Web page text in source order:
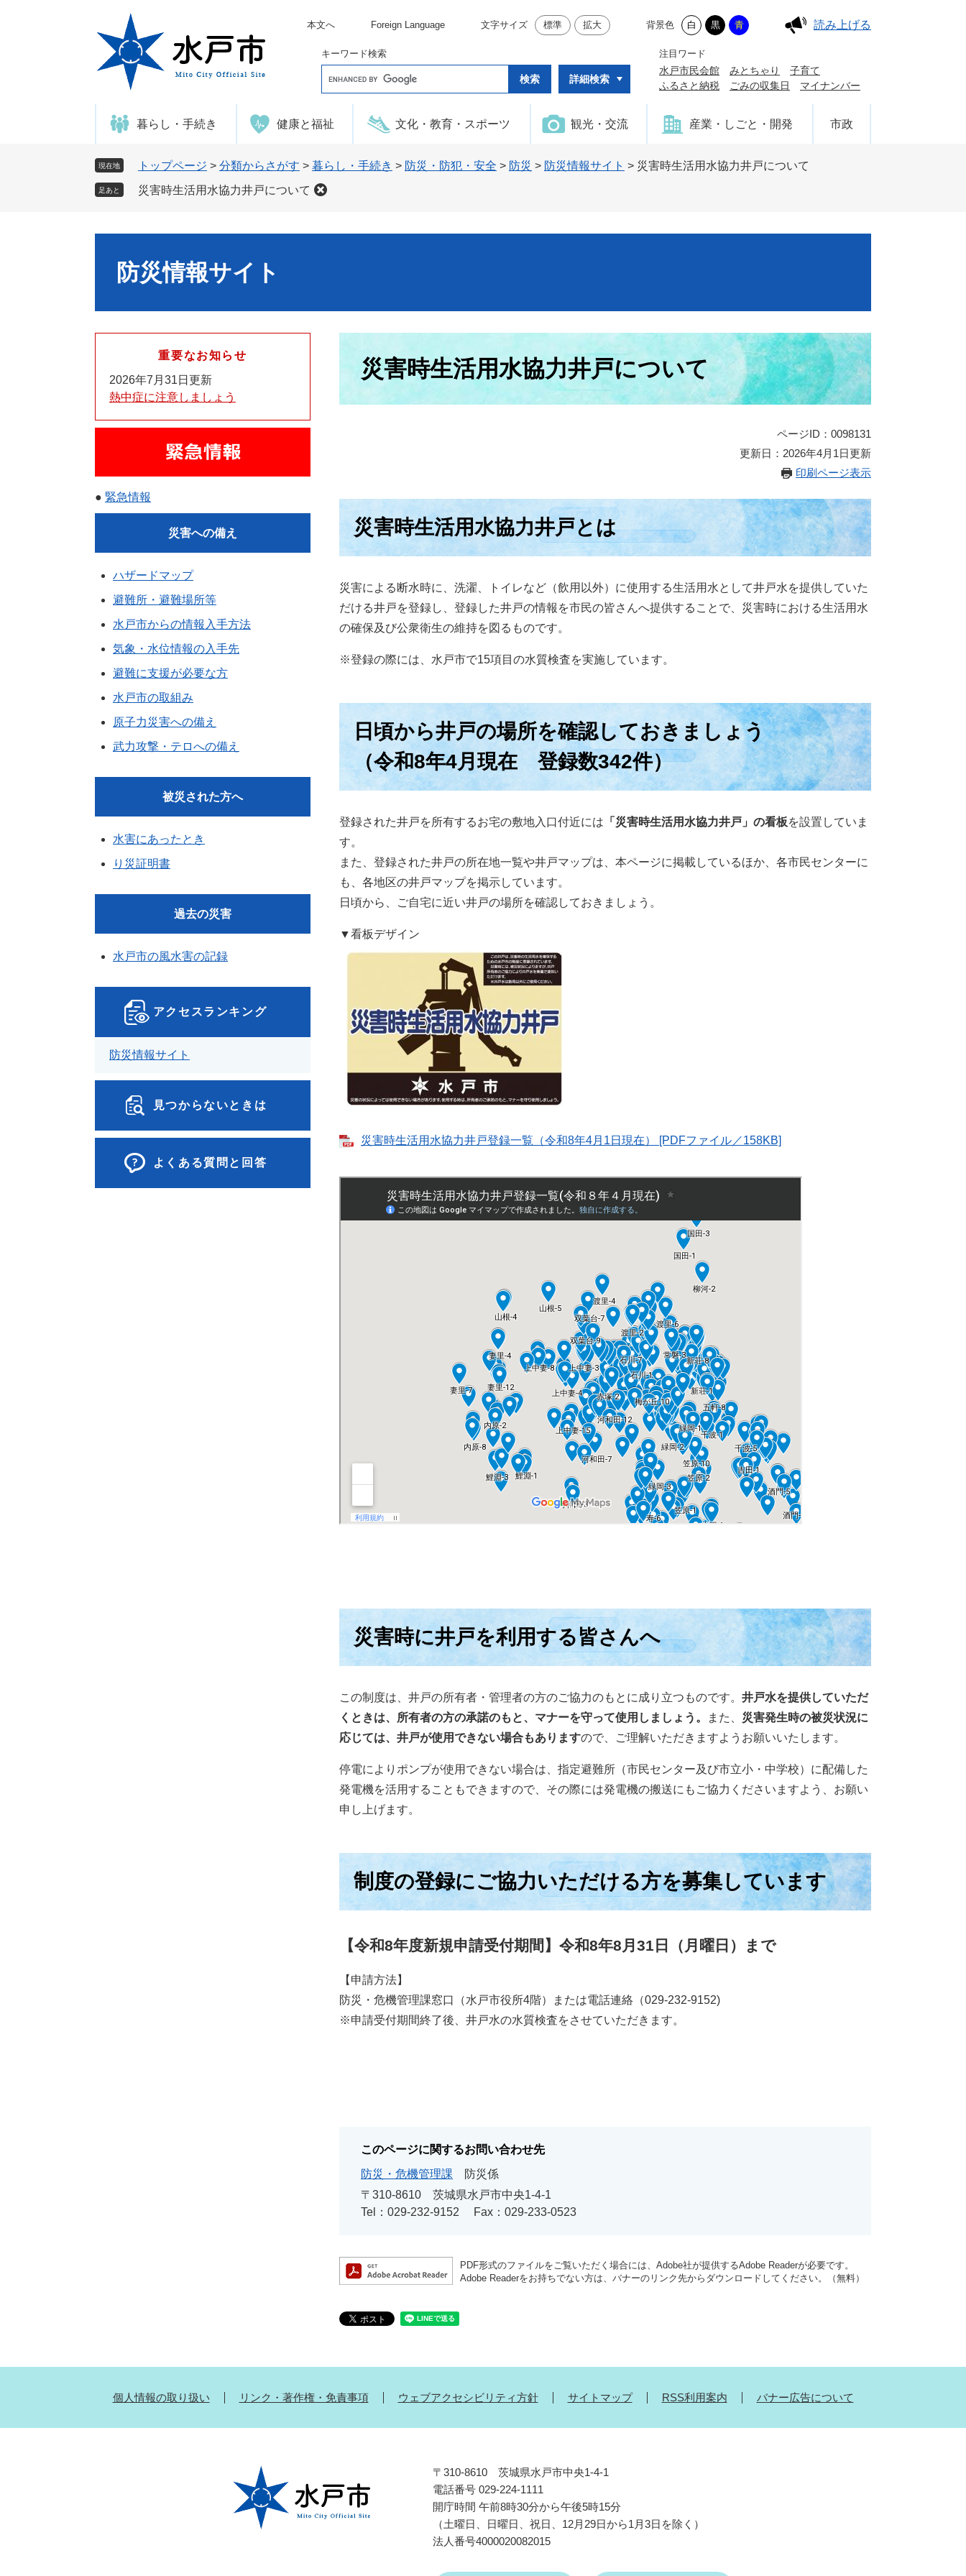
本文へ Foreign Language 文字サイズ 標準 拡大 背景色 白 黒 青 読み上げる
キーワード検索
o
e
タ
ム
検
索
詳細検索
注目ワード
水戸市民会館 みとちゃり
子育て
ふるさと納税
ごみの収集日 マイナンバー
暮らし・手続き 健康と福祉 文化・教育・スポーツ 観光・交流 産業・しごと・開発 市政
現在地 トップページ > 分類からさがす > 暮らし・手続き > 防災・防犯・安全 > 防災 > 防災情報サイト > 災害時生活用水協力井戸について
足あと 災害時生活用水協力井戸について
防災情報サイト
災害時生活用水協力井戸について
ページID：0098131
更新日：2026年4月1日更新
印刷ページ表示
災害時生活用水協力井戸とは
災害による断水時に、洗濯、トイレなど（飲用以外）に使用する生活用水として井戸水を提供していた
だける井戸を登録し、登録した井戸の情報を市民の皆さんへ提供することで、災害時における生活用水
の確保及び公衆衛生の維持を図るものです。
※登録の際には、水戸市で15項目の水質検査を実施しています。
日頃から井戸の場所を確認しておきましょう
（令和8年4月現在 登録数342件）
登録された井戸を所有するお宅の敷地入口付近には 「災害時生活用水協力井戸」の看板を設置していま
す。
また、登録された井戸の所在地一覧や井戸マップは、本ページに掲載しているほか、各市民センターに
も、各地区の井戸マップを掲示しています。
日頃から、ご自宅に近い井戸の場所を確認しておきましょう。
▼看板デザイン
災害時生活用水協力井戸登録一覧（令和8年4月1日現在） [PDFファイル／158KB]
災害時に井戸を利用する皆さんへ
この制度は、井戸の所有者・管理者の方のご協力のもとに成り立つものです。 井戸水を提供していただ
くときは、所有者の方の承諾のもと、マナーを守って使用しましょう。
また、 災害発生時の被災状況に
応じては、井戸が使用できない場合もありますので、ご理解いただきますようお願いいたします。
停電によりポンプが使用できない場合は、指定避難所（市民センター及び市立小・中学校）に配備した
発電機を活用することもできますので、その際には発電機の搬送にもご協力くださいますよう、お願い
申し上げます。
制度の登録にご協力いただける方を募集しています
【令和8年度新規申請受付期間】令和8年8月31日（月曜日）まで
【申請方法】
防災・危機管理課窓口（水戸市役所4階）または電話連絡（029-232-9152)
※申請受付期間終了後、井戸水の水質検査をさせていただきます。
このページに関するお問い合わせ先
防災・危機管理課
防災係
〒310-8610
茨城県水戸市中央1-4-1
Tel：029-232-9152
Fax：029-233-0523
PDF形式のファイルをご覧いただく場合には、Adobe社が提供するAdobe Readerが必要です。
Adobe Readerをお持ちでない方は、バナーのリンク先からダウンロードしてください。（無料）
重要なお知らせ
2026年7月31日更新
熱中症に注意しましょう
● 緊急情報
災害への備え
ハザードマップ
避難所・避難場所等
水戸市からの情報入手方法
気象・水位情報の入手先
避難に支援が必要な方
水戸市の取組み
原子力災害への備え
武力攻撃・テロへの備え
被災された方へ
水害にあったとき
り災証明書
過去の災害
水戸市の風水害の記録
アクセスランキング
防災情報サイト
見つからないときは
よくある質問と回答
個人情報の取り扱い リンク・著作権・免責事項 ウェブアクセシビリティ方針 サイトマップ RSS利用案内 バナー広告について
〒310-8610 茨城県水戸市中央1-4-1
電話番号 029-224-1111
開庁時間 午前8時30分から午後5時15分
（土曜日、日曜日、祝日、12月29日から1月3日を除く）
法人番号4000020082015